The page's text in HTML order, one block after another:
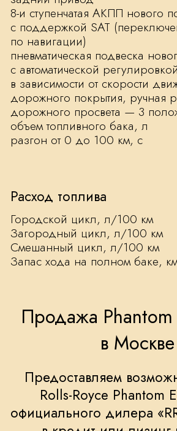
СВЯЗАТЬСЯ С МЕНЕДЖЕРОМ
ОФИЦИАЛЬНЫЙ ДИЛЕР
ROLLS-ROYCE
© 2026 RR-Кутузовский – официальный дилер
Rolls-Royce в Москве.
Все права защищены.
Политика конфиденциальности